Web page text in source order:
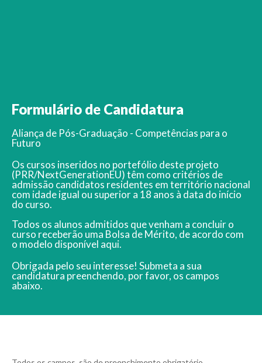
Formulário de Candidatura
Aliança de Pós-Graduação - Competências para o
Futuro
Os cursos inseridos no portefólio deste projeto
(PRR/NextGenerationEU) têm como critérios de
admissão candidatos residentes em território nacional
com idade igual ou superior a 18 anos à data do início
do curso.
Todos os alunos admitidos que venham a concluir o
curso receberão uma Bolsa de Mérito, de acordo com
o modelo disponível aqui.
Obrigada pelo seu interesse! Submeta a sua
candidatura preenchendo, por favor, os campos
abaixo.